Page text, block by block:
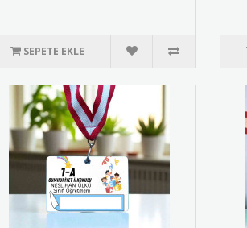
SEPETE EKLE